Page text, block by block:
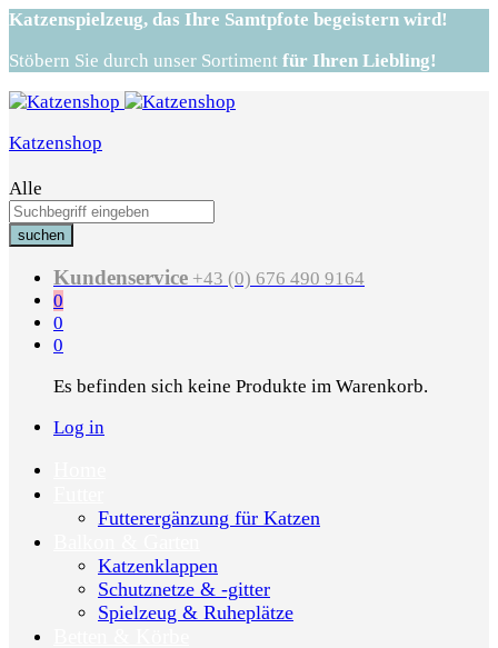
Katzenspielzeug, das Ihre Samtpfote begeistern wird!
Stöbern Sie durch unser Sortiment für Ihren Liebling!
Katzenshop
Alle
suchen
Kundenservice +43 (0) 676 490 9164
0
0
0
Es befinden sich keine Produkte im Warenkorb.
Log in
Futterergänzung für Katzen
Katzenklappen
Schutznetze & -gitter
Spielzeug & Ruheplätze